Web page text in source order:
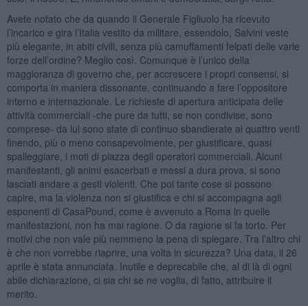
Avete notato che da quando il Generale Figliuolo ha ricevuto
l’incarico e gira l’Italia vestito da militare, essendolo, Salvini veste
più elegante, in abiti civili, senza più camuffamenti felpati delle varie
forze dell’ordine? Meglio così. Comunque è l’unico della
maggioranza di governo che, per accrescere i propri consensi, si
comporta in maniera dissonante, continuando a fare l’oppositore
interno e internazionale. Le richieste di apertura anticipata delle
attività commerciali -che pure da tutti, se non condivise, sono
comprese- da lui sono state di continuo sbandierate ai quattro venti
finendo, più o meno consapevolmente, per giustificare, quasi
spalleggiare, i moti di piazza degli operatori commerciali. Alcuni
manifestanti, gli animi esacerbati e messi a dura prova, si sono
lasciati andare a gesti violenti. Che poi tante cose si possono
capire, ma la violenza non si giustifica e chi si accompagna agli
esponenti di CasaPound, come è avvenuto a Roma in quelle
manifestazioni, non ha mai ragione. O da ragione si fa torto. Per
motivi che non vale più nemmeno la pena di spiegare. Tra l’altro chi
è che non vorrebbe riaprire, una volta in sicurezza? Una data, il 26
aprile è stata annunciata. Inutile e deprecabile che, al di là di ogni
abile dichiarazione, ci sia chi se ne voglia, di fatto, attribuire il
merito.